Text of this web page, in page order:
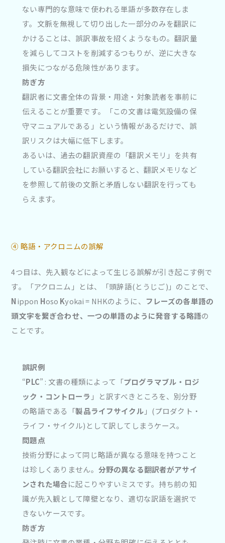
ない専門的な意味で使われる単語が多数存在しま
す。文脈を無視して切り出した一部分のみを翻訳に
かけることは、誤訳事故を招くようなもの。翻訳量
を減らしてコストを削減するつもりが、逆に大きな
損失につながる危険性があります。
防ぎ方
翻訳者に文書全体の背景・用途・対象読者を事前に
伝えることが重要です。「この文書は電気設備の保
守マニュアルである」という情報があるだけで、誤
訳リスクは大幅に低下します。
あるいは、過去の翻訳資産の「翻訳メモリ」を共有
している翻訳会社にお願いすると、翻訳メモリなど
を参照して前後の文脈と矛盾しない翻訳を行っても
らえます。
④ 略語・アクロニムの誤解
4つ目は、先入観などによって生じる誤解が引き起こす例で
す。「アクロニム」とは、「頭辞語(とうじご)」のことで、
Nippon Hoso Kyokai = NHKのように、
フレーズの各単語の
頭文字を繋ぎ合わせ、一つの単語のように発音する略語の
ことです。
誤訳例
“PLC” : 文書の種類によって「プログラマブル・ロジ
ック・コントローラ 」と訳すべきところを、別分野
の略語である「製品ライフサイクル 」(プロダクト・
ライフ・サイクル)として訳してしまうケース。
問題点
技術分野によって同じ略語が異なる意味を持つこと
は珍しくありません。 分野の異なる翻訳者がアサイ
ンされた場合に起こりやすいミスです。持ち前の知
識が先入観として障壁となり、適切な訳語を選択で
きないケースです。
防ぎ方